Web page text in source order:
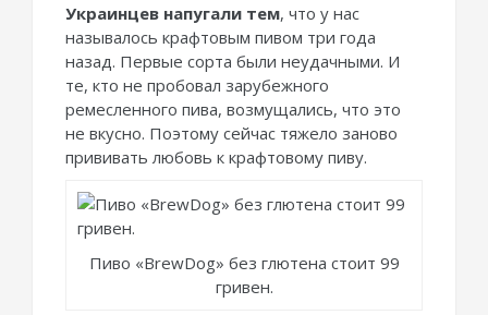
Украинцев напугали тем, что у нас
называлось крафтовым пивом три года
назад. Первые сорта были неудачными. И
те, кто не пробовал зарубежного
ремесленного пива, возмущались, что это
не вкусно. Поэтому сейчас тяжело заново
прививать любовь к крафтовому пиву.
Пиво «BrewDog» без глютена стоит 99
гривен.